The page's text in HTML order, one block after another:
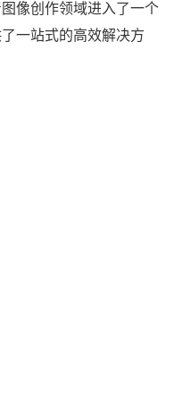
像创作领域进入了一个
一站式的高效解决方